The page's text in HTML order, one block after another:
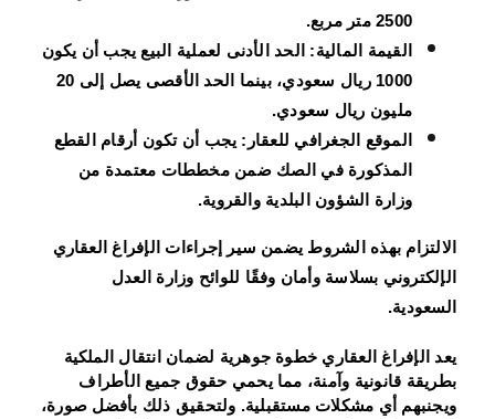
2500 متر مربع.
القيمة المالية: الحد الأدنى لعملية البيع يجب أن يكون
1000 ريال سعودي، بينما الحد الأقصى يصل إلى 20
مليون ريال سعودي.
الموقع الجغرافي للعقار: يجب أن تكون أرقام القطع
المذكورة في الصك ضمن مخططات معتمدة من
وزارة الشؤون البلدية والقروية.
الالتزام بهذه الشروط يضمن سير إجراءات الإفراغ العقاري
الإلكتروني بسلاسة وأمان وفقًا للوائح وزارة العدل
السعودية.
يعد الإفراغ العقاري خطوة جوهرية لضمان انتقال الملكية
بطريقة قانونية وآمنة، مما يحمي حقوق جميع الأطراف
ويجنبهم أي مشكلات مستقبلية. ولتحقيق ذلك بأفضل صورة،